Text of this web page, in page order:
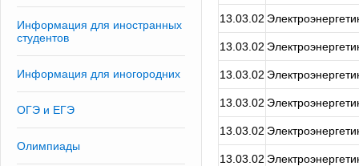
Информация для иностранных
студентов
Информация для иногородних
ОГЭ и ЕГЭ
Олимпиады
13.03.02
13.03.02
13.03.02
13.03.02
13.03.02
13.03.02